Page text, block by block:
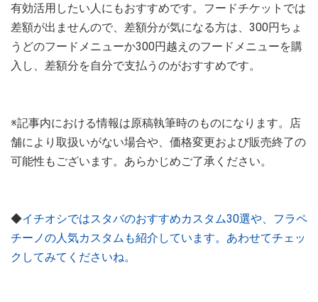
有効活用したい人にもおすすめです。フードチケットでは
差額が出ませんので、差額分が気になる方は、300円ちょ
うどのフードメニューか300円越えのフードメニューを購
入し、差額分を自分で支払うのがおすすめです。
※記事内における情報は原稿執筆時のものになります。店
舗により取扱いがない場合や、価格変更および販売終了の
可能性もございます。あらかじめご了承ください。
◆イチオシではスタバのおすすめカスタム30選や、フラペ
チーノの人気カスタムも紹介しています。あわせてチェッ
クしてみてくださいね。